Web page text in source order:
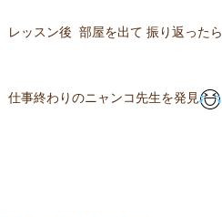
レッスン後 部屋を出て 振り返ったら
仕事終わりのニャンコ先生を発見